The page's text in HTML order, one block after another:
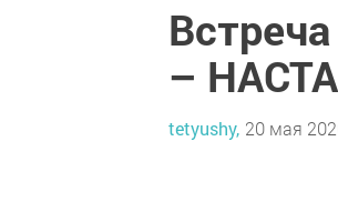
–
tetyushy, 20 мая